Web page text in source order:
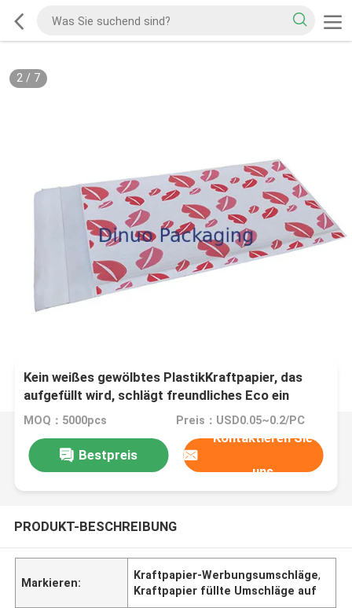
2/ 7
Kein weißes gewölbtes PlastikKraftpapier, das
aufgefüllt wird, schlägt freundliches Eco ein
MOQ：5000pcs Preis：USD0.05~0.2/PC
Bestpreis
Kontaktieren Sie
uns
PRODUKT-BESCHREIBUNG
Markieren:
Kraftpapier-Werbungsumschläge,
Kraftpapier füllte Umschläge auf